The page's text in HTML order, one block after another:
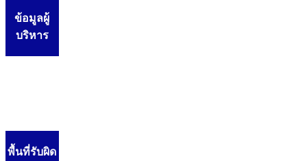
ข้อมูลผู้
บริหาร
พื้นที่รับผิด